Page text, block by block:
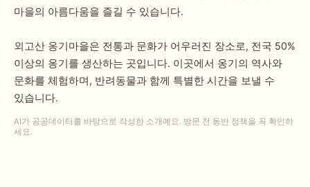
마을의 아름다움을 즐길 수 있습니다.
외고산 옹기마을은 전통과 문화가 어우러진 장소로, 전국 50%
이상의 옹기를 생산하는 곳입니다. 이곳에서 옹기의 역사와
문화를 체험하며, 반려동물과 함께 특별한 시간을 보낼 수
있습니다.
AI가 공공데이터를 바탕으로 작성한 소개예요. 방문 전 동반 정책을 꼭 확인하
세요.